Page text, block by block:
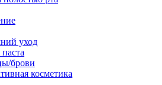
уход
брови
косметика